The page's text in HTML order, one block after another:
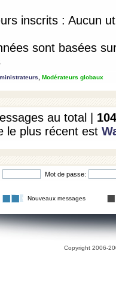
inscrits : Aucun
sont basées
Modérateurs globaux
au total | 104
le plus récent est
Mot de passe:
Nouveaux messages
Copyright 2006-